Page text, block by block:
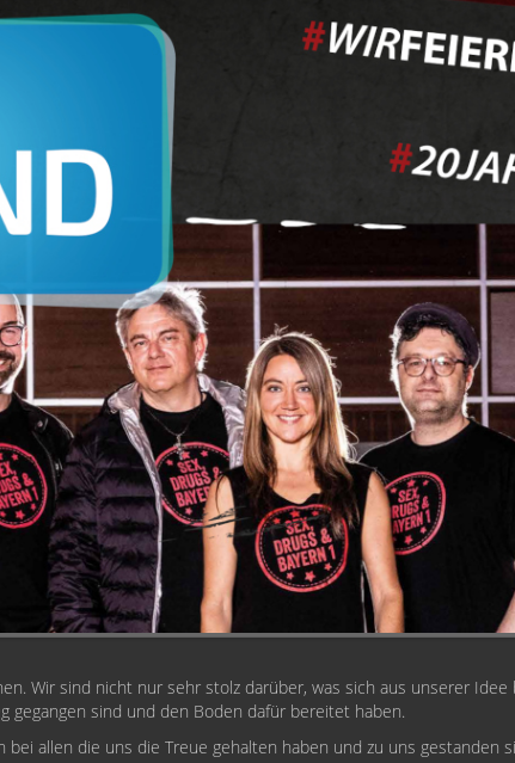
Wir sind nicht nur sehr stolz darüber, was sich aus unserer
gegangen sind und den Boden dafür bereitet haben.
bei allen die uns die Treue gehalten haben und zu uns gestanden